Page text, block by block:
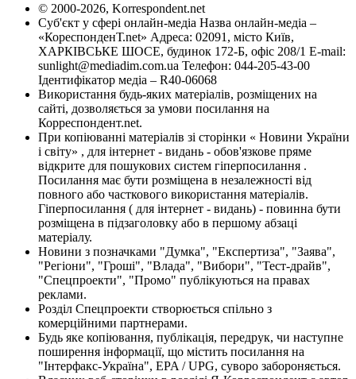
© 2000-2026, Korrespondent.net
Суб'єкт у сфері онлайн-медіа Назва онлайн-медіа –
«КореспонденТ.net» Адреса: 02091, місто Київ,
ХАРКІВСЬКЕ ШОСЕ, будинок 172-Б, офіс 208/1 E-mail:
sunlight@mediadim.com.ua Телефон: 044-205-43-00
Ідентифікатор медіа – R40-06068
Використання будь-яких матеріалів, розміщених на
сайті, дозволяється за умови посилання на
Корреспондент.net.
При копіюванні матеріалів зі сторінки « Новини України
і світу» , для інтернет - видань - обов'язкове пряме
відкрите для пошукових систем гіперпосилання .
Посилання має бути розміщена в незалежності від
повного або часткового використання матеріалів.
Гіперпосилання ( для інтернет - видань) - повинна бути
розміщена в підзаголовку або в першому абзаці
матеріалу.
Новини з позначками "Думка", "Експертиза", "Заява",
"Регіони", "Гроші", "Влада", "Вибори", "Тест-драйв",
"Спецпроекти", "Промо" публікуються на правах
реклами.
Розділ Спецпроекти створюється спільно з
комерційними партнерами.
Будь яке копіювання, публікація, передрук, чи наступне
поширення інформації, що містить посилання на
"Інтерфакс-Україна", EPA / UPG, суворо забороняється.